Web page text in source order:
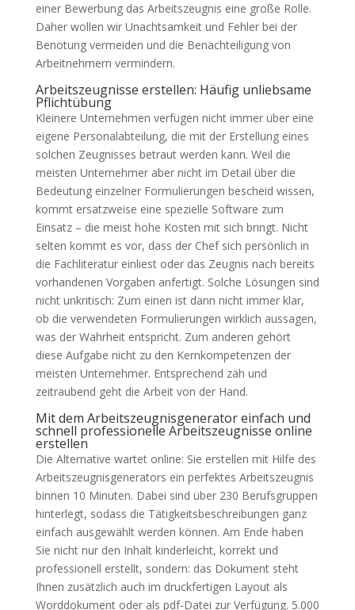
einer Bewerbung das Arbeitszeugnis eine große Rolle.
Daher wollen wir Unachtsamkeit und Fehler bei der
Benotung vermeiden und die Benachteiligung von
Arbeitnehmern vermindern.
Arbeitszeugnisse erstellen: Häufig unliebsame
Pflichtübung
Kleinere Unternehmen verfügen nicht immer über eine
eigene Personalabteilung, die mit der Erstellung eines
solchen Zeugnisses betraut werden kann. Weil die
meisten Unternehmer aber nicht im Detail über die
Bedeutung einzelner Formulierungen bescheid wissen,
kommt ersatzweise eine spezielle Software zum
Einsatz – die meist hohe Kosten mit sich bringt. Nicht
selten kommt es vor, dass der Chef sich persönlich in
die Fachliteratur einliest oder das Zeugnis nach bereits
vorhandenen Vorgaben anfertigt. Solche Lösungen sind
nicht unkritisch: Zum einen ist dann nicht immer klar,
ob die verwendeten Formulierungen wirklich aussagen,
was der Wahrheit entspricht. Zum anderen gehört
diese Aufgabe nicht zu den Kernkompetenzen der
meisten Unternehmer. Entsprechend zäh und
zeitraubend geht die Arbeit von der Hand.
Mit dem Arbeitszeugnisgenerator einfach und
schnell professionelle Arbeitszeugnisse online
erstellen
Die Alternative wartet online: Sie erstellen mit Hilfe des
Arbeitszeugnisgenerators ein perfektes Arbeitszeugnis
binnen 10 Minuten. Dabei sind über 230 Berufsgruppen
hinterlegt, sodass die Tätigkeitsbeschreibungen ganz
einfach ausgewählt werden können. Am Ende haben
Sie nicht nur den Inhalt kinderleicht, korrekt und
professionell erstellt, sondern: das Dokument steht
Ihnen zusätzlich auch im druckfertigen Layout als
Worddokument oder als pdf-Datei zur Verfügung. 5.000